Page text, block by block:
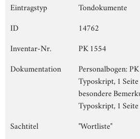
Eintragstyp
Tondokumente
ID
14762
Inventar-Nr.
PK 1554
Dokumentation
Personalbogen:
Typoskript, 1
besondere
Typoskript, 1
Sachtitel
"Wortliste"